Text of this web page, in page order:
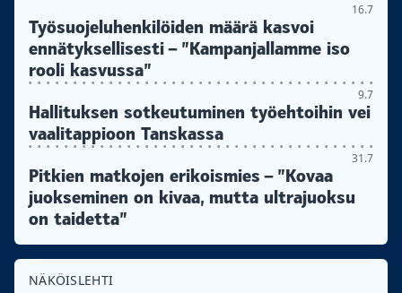
16.7
Työsuojeluhenkilöiden määrä kasvoi
ennätyksellisesti – ”Kampanjallamme iso
rooli kasvussa”
9.7
Hallituksen sotkeutuminen työehtoihin vei
vaalitappioon Tanskassa
31.7
Pitkien matkojen erikoismies – ”Kovaa
juokseminen on kivaa, mutta ultrajuoksu
on taidetta”
NÄKÖISLEHTI